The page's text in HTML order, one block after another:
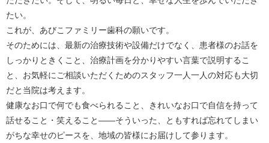
たい。
これが、あびこファミリー歯科の願いです。
そのためには、最新の治療技術や設備だけでなく、患者様のお話を
しっかりときくこと、治療計画を分かりやすい言葉で説明するこ
と、お気軽にご相談いただくためのスタッフ一人一人の対応も大切
だと当院は考えます。
健康なお口で何でも食べられること、きれいなお口で自信を持って
話せること・笑えること――そういった、ともすれば忘れてしまい
がちな幸せのピースを、地域の皆様にお届けして参ります。